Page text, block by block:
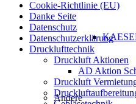
Andere
Cookie-Richtlinie (EU)
Danke Seite
Datenschutz
Datenschutzerklärung
Drucklufttechnik
Druckluft Aktionen
AD Aktion
Druckluft